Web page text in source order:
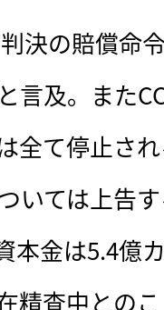
決の賠償命
言及。また
全て停止さ
いては上告
本金は5.4億
精査中との